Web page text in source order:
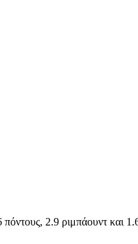
2.9 ριμπάουντ και